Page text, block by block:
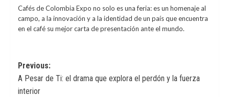
Cafés de Colombia Expo no solo es una feria: es un homenaje al
campo, a la innovación y a la identidad de un país que encuentra
en el café su mejor carta de presentación ante el mundo.
Post
navigation
Previous:
A Pesar de Ti: el drama que explora el perdón y la fuerza
interior